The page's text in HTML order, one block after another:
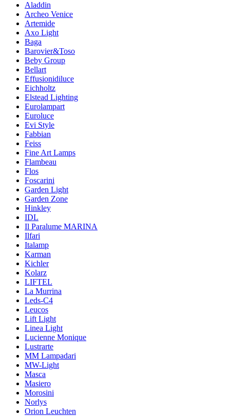
Aladdin
Archeo Venice
Artemide
Axo Light
Baga
Barovier&Toso
Beby Group
Bellart
Effusionidiluce
Eichholtz
Elstead Lighting
Eurolampart
Euroluce
Evi Style
Fabbian
Feiss
Fine Art Lamps
Flambeau
Flos
Foscarini
Garden Light
Garden Zone
Hinkley
IDL
Il Paralume MARINA
Ilfari
Italamp
Karman
Kichler
Kolarz
LIFTEL
La Murrina
Leds-C4
Leucos
Lift Light
Linea Light
Lucienne Monique
Lustrarte
MM Lampadari
MW-Light
Masca
Masiero
Morosini
Norlys
Orion Leuchten